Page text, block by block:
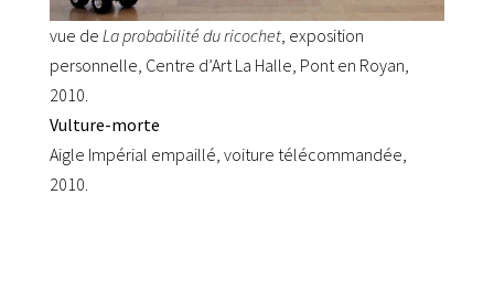
vue de La probabilité du ricochet, exposition
personnelle, Centre d’Art La Halle, Pont en Royan,
2010.
Vulture-morte
Aigle Impérial empaillé, voiture télécommandée,
2010.